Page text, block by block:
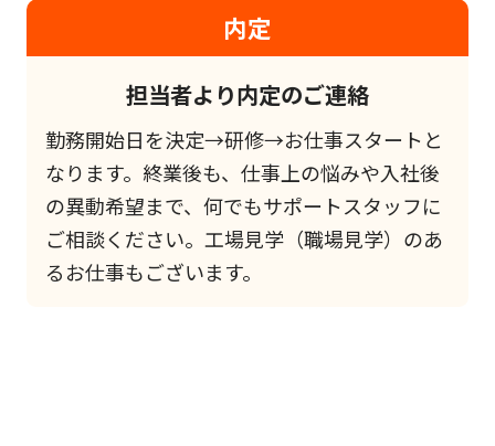
内定
担当者より内定のご連絡
勤務開始日を決定→研修→お仕事スタートと
なります。終業後も、仕事上の悩みや入社後
の異動希望まで、何でもサポートスタッフに
ご相談ください。工場見学（職場見学）のあ
るお仕事もございます。